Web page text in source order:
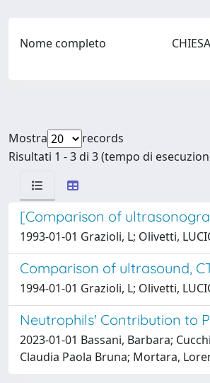
Nome completo
Mostra
records
Risultati 1 - 3 di 3 (tempo di
[Comparison of
1993-01-01 Grazioli, L; Olivetti,
Comparison of ultrasound,
1994-01-01 Grazioli, L; Olivetti,
Neutrophils' Contribution to
2023-01-01 Bassani, Barbara;
Claudia Paola Bruna; Mortara,